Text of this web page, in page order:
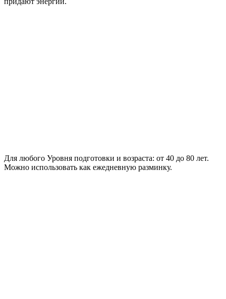
Для любого Уровня подготовки и возраста: от 40 до 80 лет.
Можно использовать как ежедневную разминку.